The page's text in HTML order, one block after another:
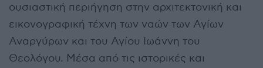
ουσιαστική περιήγηση στην αρχιτεκτονική και
εικονογραφική τέχνη των ναών των Αγίων
Αναργύρων και του Αγίου Ιωάννη του
Θεολόγου. Μέσα από τις ιστορικές και